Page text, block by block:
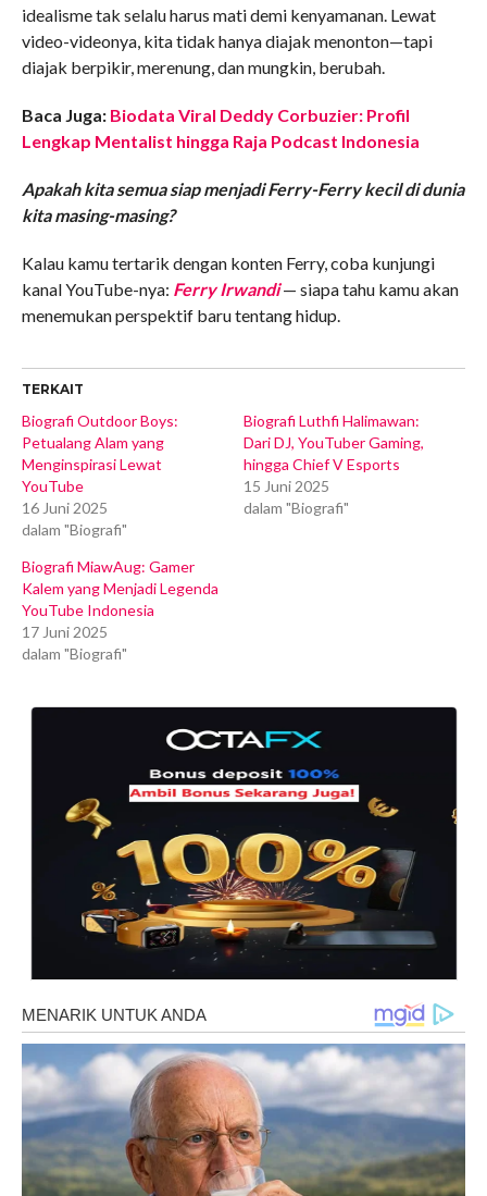
idealisme tak selalu harus mati demi kenyamanan. Lewat
video-videonya, kita tidak hanya diajak menonton—tapi
diajak berpikir, merenung, dan mungkin, berubah.
Baca Juga: Biodata Viral Deddy Corbuzier: Profil
Lengkap Mentalist hingga Raja Podcast Indonesia
Apakah kita semua siap menjadi Ferry-Ferry kecil di dunia
kita masing-masing?
Kalau kamu tertarik dengan konten Ferry, coba kunjungi
kanal YouTube-nya: Ferry Irwandi— siapa tahu kamu akan
menemukan perspektif baru tentang hidup.
TERKAIT
Biografi Outdoor Boys:
Petualang Alam yang
Menginspirasi Lewat
YouTube
16 Juni 2025
dalam "Biografi"
Biografi Luthfi Halimawan:
Dari DJ, YouTuber Gaming,
hingga Chief V Esports
15 Juni 2025
dalam "Biografi"
Biografi MiawAug: Gamer
Kalem yang Menjadi Legenda
YouTube Indonesia
17 Juni 2025
dalam "Biografi"